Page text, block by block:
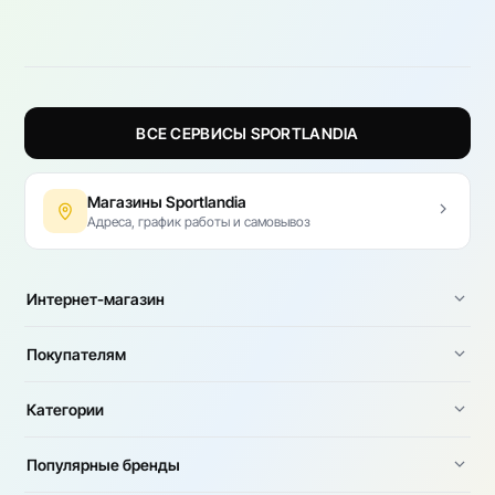
ВСЕ СЕРВИСЫ SPORTLANDIA
Магазины Sportlandia
Адреса, график работы и самовывоз
Интернет-магазин
Покупателям
Категории
Популярные бренды